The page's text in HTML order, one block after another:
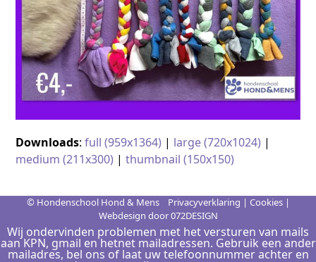
Downloads:full (959x1364) | large (720x1024) |
medium (211x300) |thumbnail (150x150)
© Hondenschool Hond & Mens Privacyverklaring | Cookies|
Webdesign door072DESIGN
Wij ondervinden problemen met het versturen van mails
aan KPN, gmail en hetnet mailadressen. Gebruik een ander
mailadres, bel ons of laat uw telefoonnummer achter en